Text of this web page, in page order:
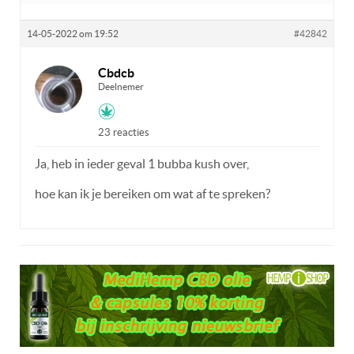
14-05-2022 om 19:52 #42842
Cbdcb
Deelnemer
23 reacties
Ja, heb in ieder geval 1 bubba kush over,
hoe kan ik je bereiken om wat af te spreken?